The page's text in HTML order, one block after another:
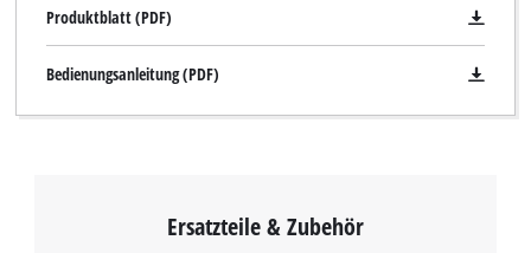
Produktblatt (PDF)
Bedienungsanleitung (PDF)
Ersatzteile & Zubehör